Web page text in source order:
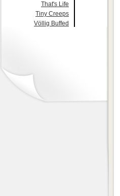
That's Life
Tiny Creeps
Völlig Buffed